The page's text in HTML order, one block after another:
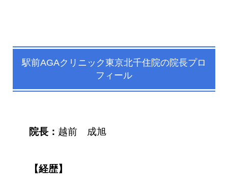
駅前AGAクリニック東京北千住院の院長プロ
フィール
院長： 越前 成旭
【経歴】